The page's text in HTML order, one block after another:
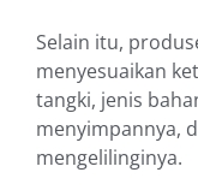
Selain itu,
menyesuaikan
tangki, jenis
menyimpannya,
mengelilinginya.